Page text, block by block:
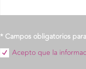
* Campos obligatorios
Acepto que la